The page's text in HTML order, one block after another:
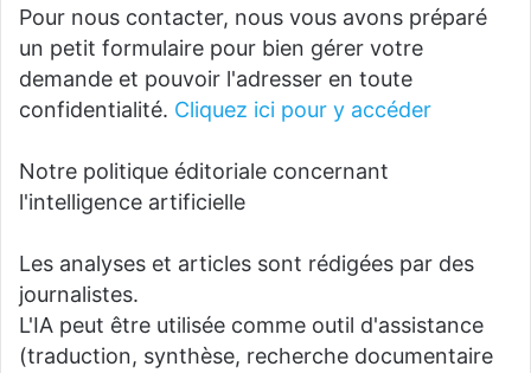
Pour nous contacter, nous vous avons préparé
un petit formulaire pour bien gérer votre
demande et pouvoir l'adresser en toute
confidentialité. Cliquez ici pour y accéder
Notre politique éditoriale concernant
l'intelligence artificielle
Les analyses et articles sont rédigées par des
journalistes.
L'IA peut être utilisée comme outil d'assistance
(traduction, synthèse, recherche documentaire